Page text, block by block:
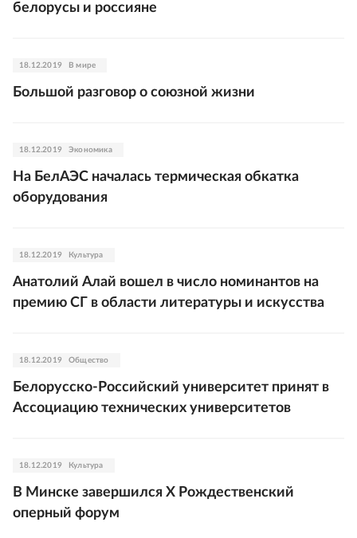
белорусы и россияне
18.12.2019 В мире
Большой разговор о союзной жизни
18.12.2019 Экономика
На БелАЭС началась термическая обкатка
оборудования
18.12.2019 Культура
Анатолий Алай вошел в число номинантов на
премию СГ в области литературы и искусства
18.12.2019 Общество
Белорусско-Российский университет принят в
Ассоциацию технических университетов
18.12.2019 Культура
В Минске завершился Х Рождественский
оперный форум